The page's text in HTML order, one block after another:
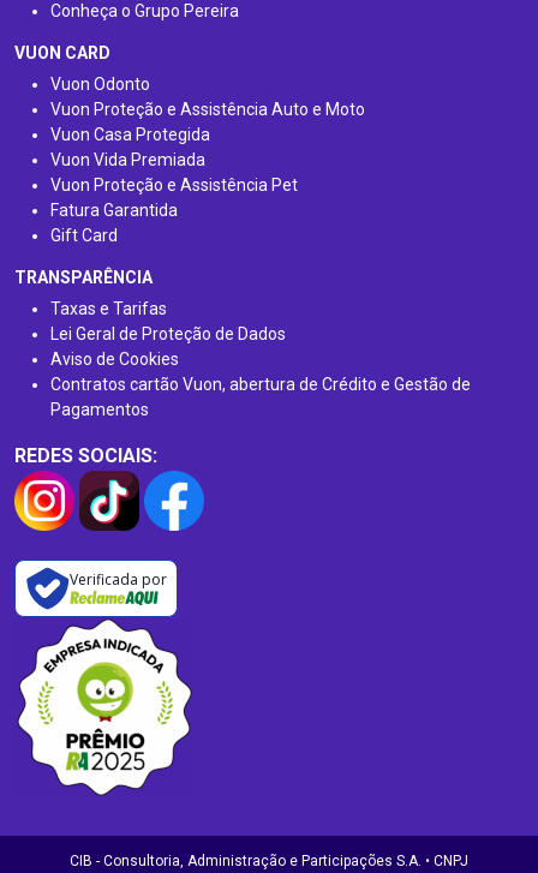
Conheça o Grupo Pereira
VUON CARD
Vuon Odonto
Vuon Proteção e Assistência Auto e Moto
Vuon Casa Protegida
Vuon Vida Premiada
Vuon Proteção e Assistência Pet
Fatura Garantida
Gift Card
TRANSPARÊNCIA
Taxas e Tarifas
Lei Geral de Proteção de Dados
Aviso de Cookies
Contratos cartão Vuon, abertura de Crédito e Gestão de
Pagamentos
REDES SOCIAIS:
Verificada por
CIB - Consultoria, Administração e Participações S.A. • CNPJ